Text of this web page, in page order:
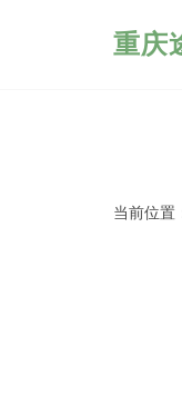
重庆
当前位置